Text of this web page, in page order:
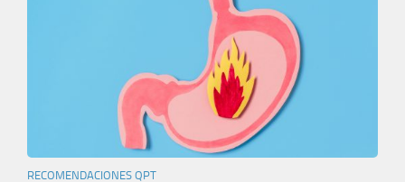
RECOMENDACIONES QPT